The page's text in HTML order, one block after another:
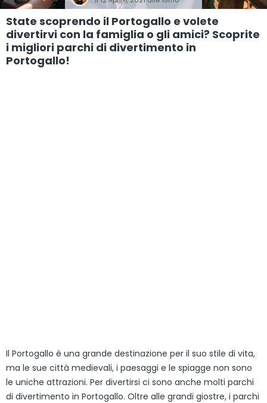
State scoprendo il Portogallo e volete
divertirvi con la famiglia o gli amici? Scoprite
i migliori parchi di divertimento in
Portogallo!
Il Portogallo è una grande destinazione per il suo stile di vita,
ma le sue città medievali, i paesaggi e le spiagge non sono
le uniche attrazioni. Per divertirsi ci sono anche molti parchi
di divertimento in Portogallo. Oltre alle grandi giostre, i parchi